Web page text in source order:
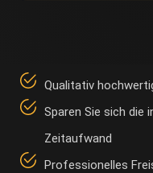
Qualitativ
Sparen Sie sich die
Zeitaufwand
Professionelles